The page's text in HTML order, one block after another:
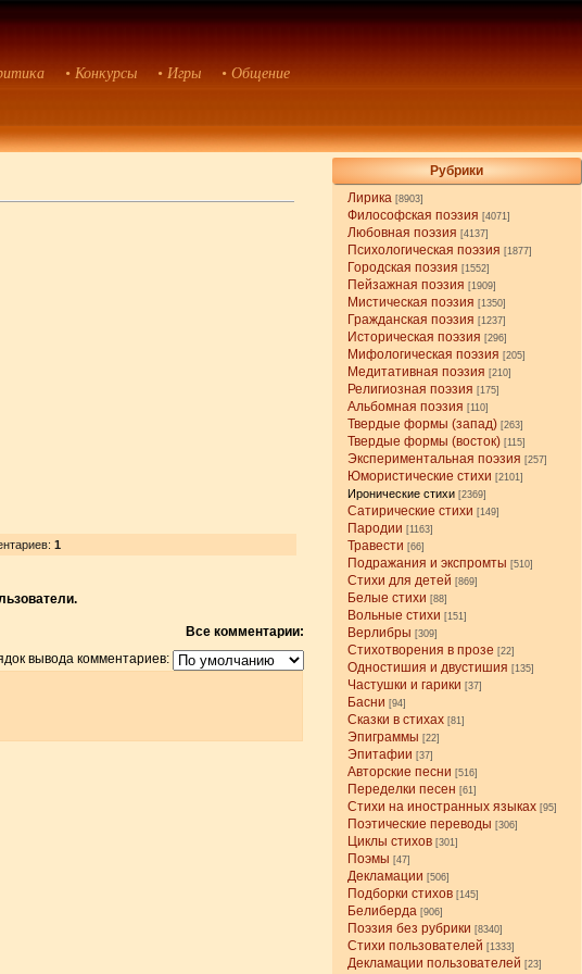
• Конкурсы • Игры • Общение
Рубрики
Лирика [8903]
Философская поэзия [4071]
Любовная поэзия [4137]
Психологическая поэзия [1877]
Городская поэзия [1552]
Пейзажная поэзия [1909]
Мистическая поэзия [1350]
Гражданская поэзия [1237]
Историческая поэзия [296]
Мифологическая поэзия [205]
Медитативная поэзия [210]
Религиозная поэзия [175]
Альбомная поэзия [110]
Твердые формы (запад) [263]
Твердые формы (восток) [115]
Экспериментальная поэзия [257]
Юмористические стихи [2101]
Иронические стихи [2369]
Сатирические стихи [149]
Пародии [1163]
Травести [66]
Подражания и экспромты [510]
Стихи для детей [869]
Белые стихи [88]
Вольные стихи [151]
Верлибры [309]
Стихотворения в прозе [22]
Одностишия и двустишия [135]
Частушки и гарики [37]
Басни [94]
Сказки в стихах [81]
Эпиграммы [22]
Эпитафии [37]
Авторские песни [516]
Переделки песен [61]
Стихи на иностранных языках [95]
Поэтические переводы [306]
Циклы стихов [301]
Поэмы [47]
Декламации [506]
Подборки стихов [145]
Белиберда [906]
Поэзия без рубрики [8340]
Стихи пользователей [1333]
Декламации пользователей [23]
1
Все комментарии:
вывода комментариев: